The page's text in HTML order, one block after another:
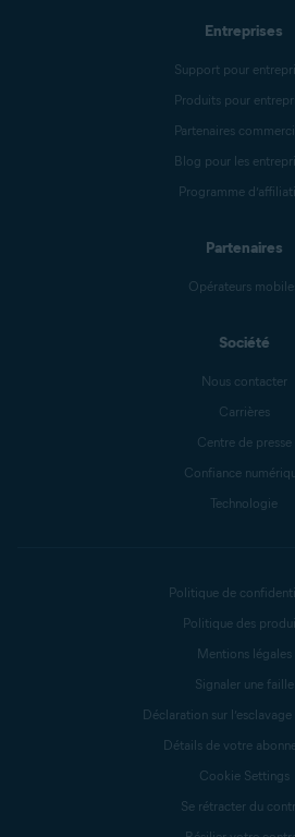
Entreprises
Support pour
Produits pour
Partenaires
Blog pour les
Programme
Partenaires
Opérateurs
Société
Nous contacter
Carrières
Centre de presse
Confiance
Technologie
Politique de
Politique des
Mentions légales
Signaler une faille
Déclaration sur
Détails de votre
Cookie Settings
Se rétracter du